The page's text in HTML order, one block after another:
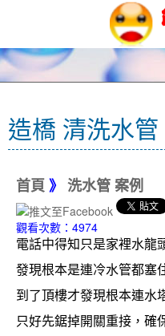
造橋 清洗水管
首頁 》 洗水管 案例
觀看次數：4974
電話中得知只是家裡水龍
發現根本是連冷水管都塞
到了頂樓才發現根本連水
只好先鋸掉開關重接，確